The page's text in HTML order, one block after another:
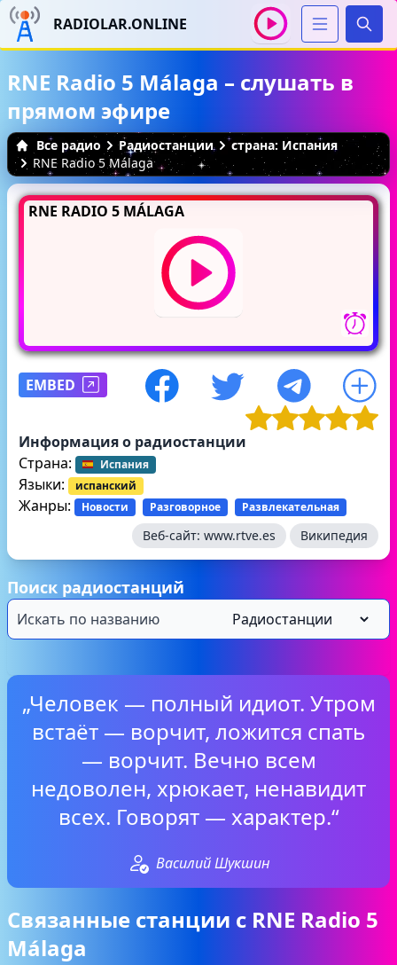
RADIOLAR.ONLINE
RNE Radio 5 Málaga – слушать в
прямом эфире
Все радио Радиостанции
страна: Испания
RNE Radio 5 Málaga
RNE RADIO 5 MÁLAGA
EMBED
Информация о радиостанции
Страна:
Испания
Языки: испанский
Жанры: Новости Разговорное Развлекательная
Веб-сайт: www.rtve.es Википедия
Поиск радиостанций
„Человек — полный идиот. Утром
встаёт — ворчит, ложится спать
— ворчит. Вечно всем
недоволен, хрюкает, ненавидит
всех. Говорят — характер.“
Василий Шукшин
Связанные станции с RNE Radio 5
Málaga